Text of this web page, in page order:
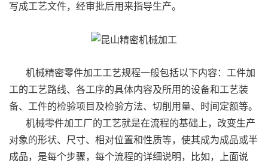
写成工艺文件，经审批后用来指导生产。
机械精密零件加工工艺规程一般包括以下内容：工件加
工的工艺路线、各工序的具体内容及所用的设备和工艺装
备、工件的检验项目及检验方法、切削用量、时间定额等。
机械零件加工厂的工艺就是在流程的基础上，改变生产
对象的形状、尺寸、相对位置和性质等，使其成为成品或半
成品，是每个步骤，每个流程的详细说明，比如，上面说